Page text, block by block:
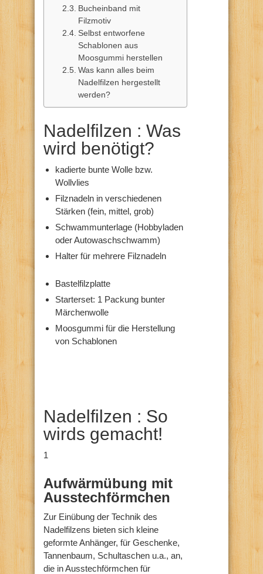
Bucheinband mit
Filzmotiv
Selbst entworfene
Schablonen aus
Moosgummi herstellen
Was kann alles beim
Nadelfilzen hergestellt
werden?
Nadelfilzen : Was
wird benötigt?
kadierte bunte Wolle bzw.
Wollvlies
Filznadeln in verschiedenen
Stärken (fein, mittel, grob)
Schwammunterlage (Hobbyladen
oder Autowaschschwamm)
Halter für mehrere Filznadeln
Bastelfilzplatte
Starterset: 1 Packung bunter
Märchenwolle
Moosgummi für die Herstellung
von Schablonen
Nadelfilzen : So
wirds gemacht!
1
Aufwärmübung mit
Ausstechförmchen
Zur Einübung der Technik des
Nadelfilzens bieten sich kleine
geformte Anhänger, für Geschenke,
Tannenbaum, Schultaschen u.a., an,
die in Ausstechförmchen für